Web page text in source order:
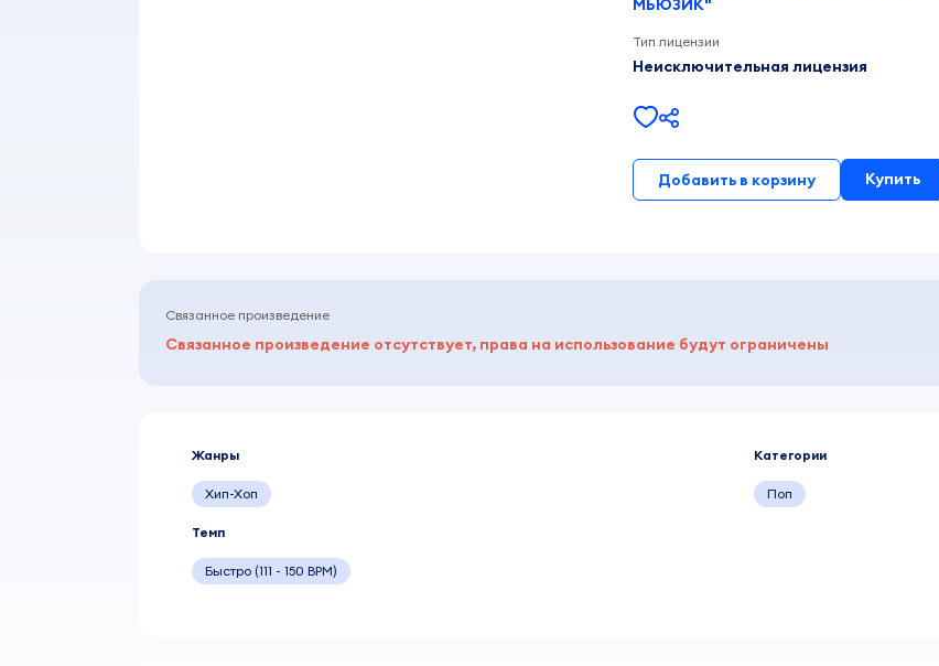
МЬЮЗИК"
Тип лицензии
Неисключительная лицензия
Добавить в корзину Купить
Связанное произведение
Связанное произведение отсутствует, права на использование будут ограничены
Жанры
Хип-Хоп
Категории
Поп
Темп
Быстро (111 - 150 BPM)